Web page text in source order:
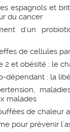
espagnols et
du cancer
d'un
de cellules
2 et obésité : le
dépendant : la
malades
de chaleur
pour prévenir